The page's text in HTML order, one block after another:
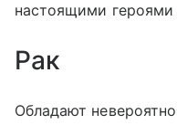
настоящими героями
Рак
Обладают